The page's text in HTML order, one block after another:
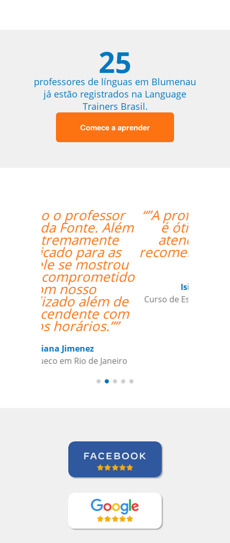
25
professores de línguas em Blumenau
já estão registrados na Language
Trainers Brasil.
Comece a aprender
“”A professora Sandra
é ótima e super
atenciosa. Super
recomendo o trabalho
dela.””
Isis Andreatta
Curso de Espanhol em Guarulhos